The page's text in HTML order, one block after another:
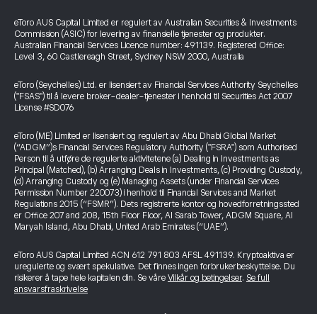
eToro AUS Capital Limited er regulert av Australian Securities & Investments
Commission (ASIC) for levering av finansielle tjenester og produkter.
Australian Financial Services Licence number: 491139. Registered Office:
Level 3, 60 Castlereagh Street, Sydney NSW 2000, Australia
eToro (Seychelles) Ltd. er lisensiert av Financial Services Authority Seychelles
("FSAS") til å levere broker-dealer-tjenester i henhold til Securities Act 2007
License #SD076
eToro (ME) Limited er lisensiert og regulert av Abu Dhabi Global Market
(“ADGM”)s Financial Services Regulatory Authority ("FSRA") som Authorised
Person til å utføre de regulerte aktivitetene (a) Dealing in Investments as
Principal (Matched), (b) Arranging Deals in Investments, (c) Providing Custody,
(d) Arranging Custody og (e) Managing Assets (under Financial Services
Permission Number 220073) i henhold til Financial Services and Market
Regulations 2015 (“FSMR”). Dets registrerte kontor og hovedforretningssted
er Office 207 and 208, 15th Floor Floor, Al Sarab Tower, ADGM Square, Al
Maryah Island, Abu Dhabi, United Arab Emirates (“UAE”).
eToro AUS Capital Limited ACN 612 791 803 AFSL 491139. Kryptoaktiva er
uregulerte og svært spekulative. Det finnes ingen forbrukerbeskyttelse. Du
risikerer å tape hele kapitalen din. Se våre Vilkår og betingelser. Se full
ansvarsfraskrivelse